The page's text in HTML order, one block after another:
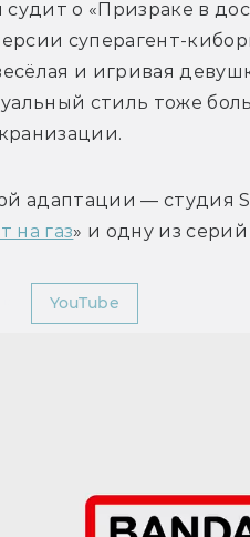
о «Призраке в
суперагент-
и игривая
стиль тоже
адаптации — студия
на газ» и одну из
YouTube